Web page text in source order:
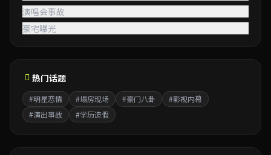
演唱会事故
豪宅曝光
热门话题
#明星恋情 #塌房现场 #豪门八卦
#影视内幕
#演出事故
#学历造假